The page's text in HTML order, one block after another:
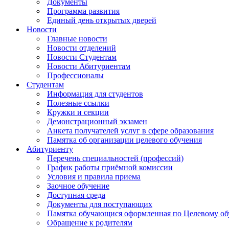
Документы
Программа развития
Единый день открытых дверей
Новости
Главные новости
Новости отделений
Новости Студентам
Новости Абитуриентам
Профессионалы
Студентам
Информация для студентов
Полезные ссылки
Кружки и секции
Демонстрационный экзамен
Анкета получателей услуг в сфере образования
Памятка об организации целевого обучения
Абитуриенту
Перечень специальностей (профессий)
График работы приёмной комиссии
Условия и правила приема
Заочное обучение
Доступная среда
Документы для поступающих
Памятка обучающися оформленная по Целевому
Обращение к родителям